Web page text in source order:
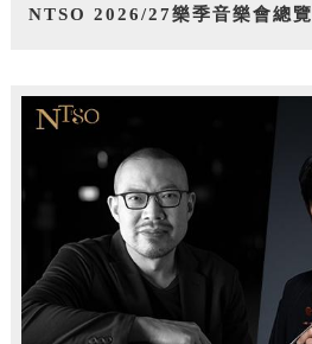
NTSO 2026/27樂季音樂會總覽